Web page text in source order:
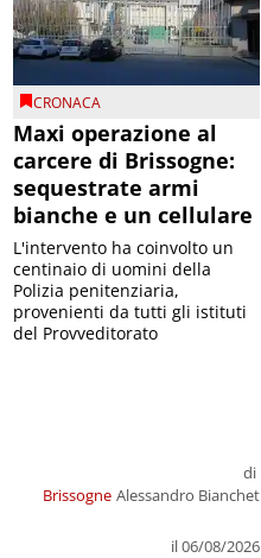
CRONACA
Maxi operazione al
carcere di Brissogne:
sequestrate armi
bianche e un cellulare
Brissogne
di
Alessandro Bianchet
il 06/08/2026
L'intervento ha coinvolto un
centinaio di uomini della
Polizia penitenziaria,
provenienti da tutti gli istituti
del Provveditorato